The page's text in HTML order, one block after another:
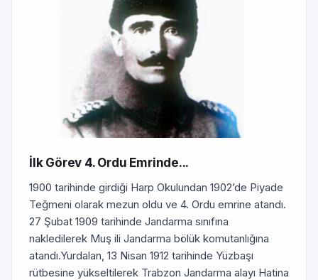
İlk Görev 4. Ordu Emrinde...
1900 tarihinde girdiği Harp Okulundan 1902’de Piyade
Teğmeni olarak mezun oldu ve 4. Ordu emrine atandı.
27 Şubat 1909 tarihinde Jandarma sınıfına
nakledilerek Muş ili Jandarma bölük komutanlığına
atandı.Yurdalan, 13 Nisan 1912 tarihinde Yüzbaşı
rütbesine yükseltilerek Trabzon Jandarma alayı Hatina